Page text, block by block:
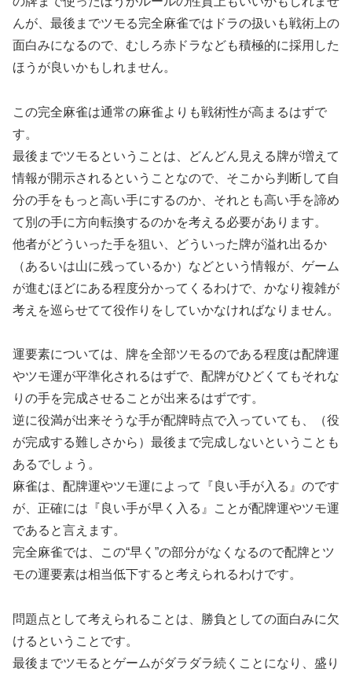
んが、最後までツモる完全麻雀ではドラの扱いも戦術上の
面白みになるので、むしろ赤ドラなども積極的に採用した
ほうが良いかもしれません。
この完全麻雀は通常の麻雀よりも戦術性が高まるはずで
す。
最後までツモるということは、どんどん見える牌が増えて
情報が開示されるということなので、そこから判断して自
分の手をもっと高い手にするのか、それとも高い手を諦め
て別の手に方向転換するのかを考える必要があります。
他者がどういった手を狙い、どういった牌が溢れ出るか
（あるいは山に残っているか）などという情報が、ゲーム
が進むほどにある程度分かってくるわけで、かなり複雑が
考えを巡らせてて役作りをしていかなければなりません。
運要素については、牌を全部ツモるのである程度は配牌運
やツモ運が平準化されるはずで、配牌がひどくてもそれな
りの手を完成させることが出来るはずです。
逆に役満が出来そうな手が配牌時点で入っていても、（役
が完成する難しさから）最後まで完成しないということも
あるでしょう。
麻雀は、配牌運やツモ運によって『良い手が入る』のです
が、正確には『良い手が早く入る』ことが配牌運やツモ運
であると言えます。
完全麻雀では、この“早く”の部分がなくなるので配牌とツ
モの運要素は相当低下すると考えられるわけです。
問題点として考えられることは、勝負としての面白みに欠
けるということです。
最後までツモるとゲームがダラダラ続くことになり、盛り